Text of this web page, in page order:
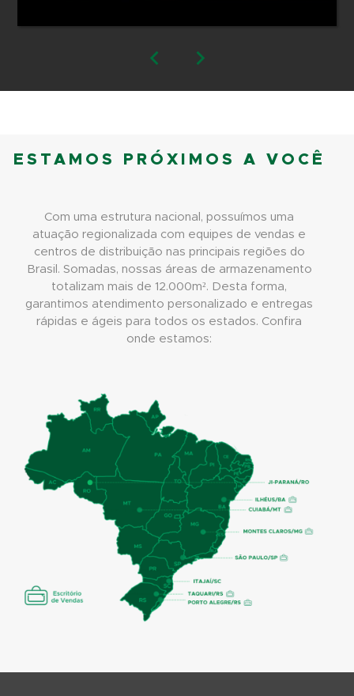
ESTAMOS PRÓXIMOS A VOCÊ
Com uma estrutura nacional, possuímos uma
atuação regionalizada com equipes de vendas e
centros de distribuição nas principais regiões do
Brasil. Somadas, nossas áreas de armazenamento
totalizam mais de 12.000m². Desta forma,
garantimos atendimento personalizado e entregas
rápidas e ágeis para todos os estados. Confira
onde estamos: